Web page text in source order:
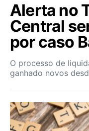
Alerta no
Central
por caso
O processo de
ganhado novos